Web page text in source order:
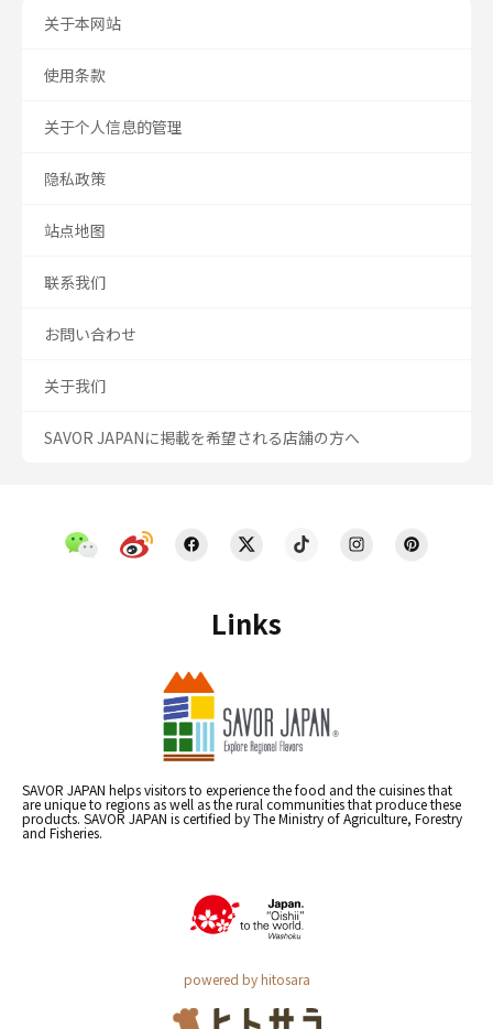
Links
SAVOR JAPAN helps visitors to experience the food and the cuisines that
are unique to regions as well as the rural communities that produce these
products. SAVOR JAPAN is certified by The Ministry of Agriculture, Forestry
and Fisheries.
powered by hitosara
关于本网站
使用条款
关于个人信息的管理
隐私政策
站点地图
联系我们
お問い合わせ
关于我们
SAVOR JAPANに掲載を希望される店舗の方へ